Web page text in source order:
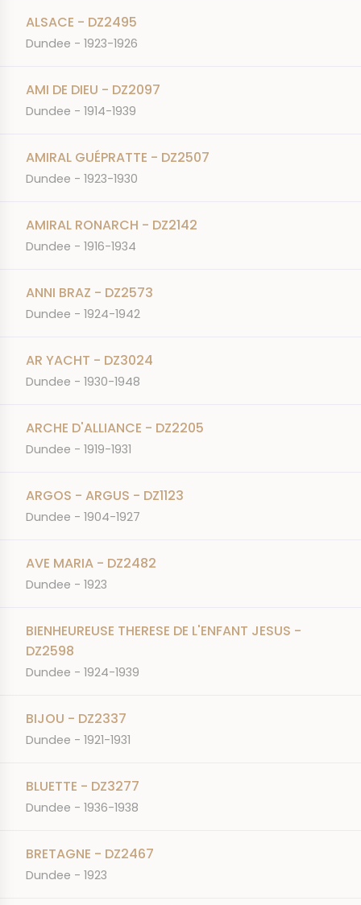
ALSACE - DZ2495
Dundee - 1923-1926
AMI DE DIEU - DZ2097
Dundee - 1914-1939
AMIRAL GUÉPRATTE - DZ2507
Dundee - 1923-1930
AMIRAL RONARCH - DZ2142
Dundee - 1916-1934
ANNI BRAZ - DZ2573
Dundee - 1924-1942
AR YACHT - DZ3024
Dundee - 1930-1948
ARCHE D'ALLIANCE - DZ2205
Dundee - 1919-1931
ARGOS - ARGUS - DZ1123
Dundee - 1904-1927
AVE MARIA - DZ2482
Dundee - 1923
BIENHEUREUSE THERESE DE L'ENFANT JESUS -
DZ2598
Dundee - 1924-1939
BIJOU - DZ2337
Dundee - 1921-1931
BLUETTE - DZ3277
Dundee - 1936-1938
BRETAGNE - DZ2467
Dundee - 1923